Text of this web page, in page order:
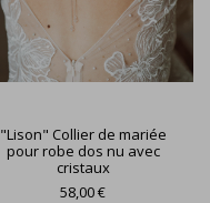
"Lison" Collier de mariée
pour robe dos nu avec
cristaux
58,00 €